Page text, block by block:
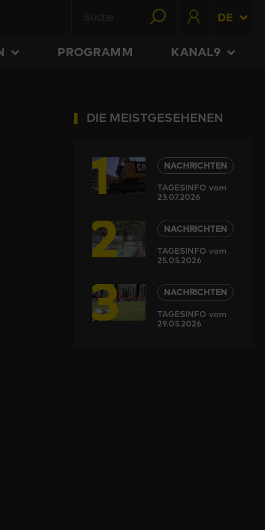
DE
PROGRAMM KANAL9
DIE MEISTGESEHENEN
1
NACHRICHTEN
TAGESINFO vom
23.07.2026
2
NACHRICHTEN
TAGESINFO vom
25.05.2026
3
NACHRICHTEN
TAGESINFO vom
29.05.2026